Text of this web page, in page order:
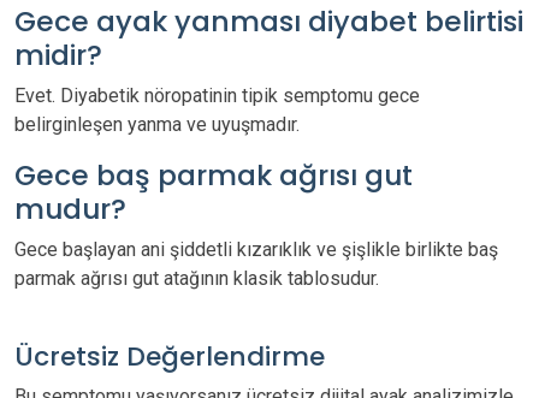
Gece ayak yanması diyabet belirtisi
midir?
Evet. Diyabetik nöropatinin tipik semptomu gece
belirginleşen yanma ve uyuşmadır.
Gece baş parmak ağrısı gut
mudur?
Gece başlayan ani şiddetli kızarıklık ve şişlikle birlikte baş
parmak ağrısı gut atağının klasik tablosudur.
Ücretsiz Değerlendirme